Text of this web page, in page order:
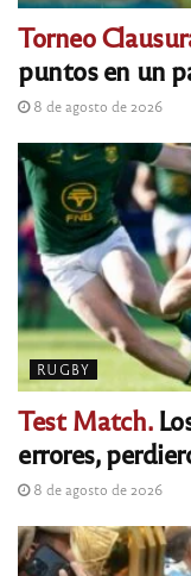
Torneo
puntos en un
8 de agosto de 2026
RUGBY
Test Match.
errores,
8 de agosto de 2026